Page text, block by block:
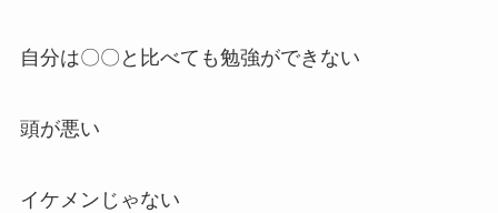
自分は〇〇と比べても勉強ができない
頭が悪い
イケメンじゃない